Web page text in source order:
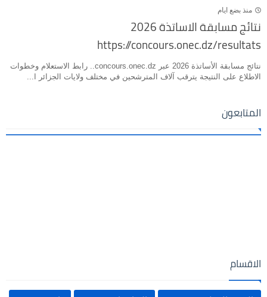
منذ بضع ايام
نتائج مسابقة الاساتذة 2026
https://concours.onec.dz/resultats
نتائج مسابقة الأساتذة 2026 عبر concours.onec.dz.. رابط الاستعلام وخطوات
الاطلاع على النتيجة يترقب آلاف المترشحين في مختلف ولايات الجزائر ا...
المتابعون
الاقسام